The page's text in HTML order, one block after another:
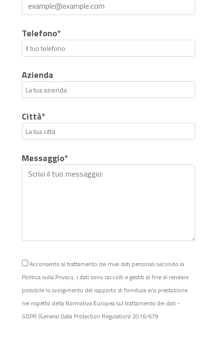
Telefono*
Azienda
Città*
Messaggio*
Acconsento al trattamento dei miei dati personali secondo la
Politica sulla Privacy. I dati sono raccolti e gestiti al fine di rendere
possibile lo svolgimento del rapporto di fornitura e/o prestazione
nel rispetto della Normativa Europea sul trattamento dei dati -
GDPR (General Data Protection Regulation) 2016/679